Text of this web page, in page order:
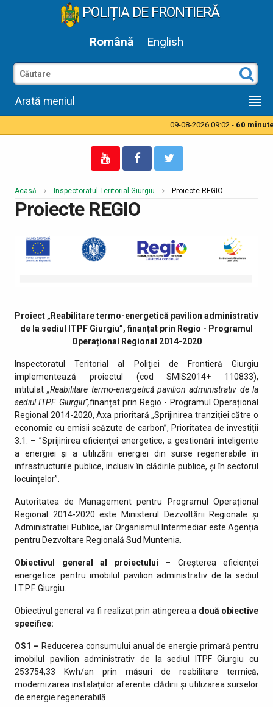
POLIȚIA DE FRONTIERĂ
Română English
Arată meniul
09-08-2026 09:02 -60 minute
Acasă Inspectoratul Teritorial Giurgiu Proiecte REGIO
Proiecte REGIO
Proiect „Reabilitare termo-energetică pavilion administrativ
de la sediul ITPF Giurgiu”, finanțat prin Regio - Programul
Operațional Regional 2014-2020
Inspectoratul Teritorial al Poliției de Frontieră Giurgiu
implementează proiectul (cod SMIS2014+ 110833),
intitulat„Reabilitare termo-energetică pavilion administrativ de la
sediul ITPF Giurgiu”,finanțat prin Regio - Programul Operațional
Regional 2014-2020, Axa prioritară „Sprijinirea tranziției către o
economie cu emisii scăzute de carbon”, Prioritatea de investiții
3.1. – ”Sprijinirea eficienței energetice, a gestionării inteligente
a energiei și a utilizării energiei din surse regenerabile în
infrastructurile publice, inclusiv în clădirile publice, și în sectorul
locuințelor”.
Autoritatea de Management pentru Programul Operațional
Regional 2014-2020 este Ministerul Dezvoltării Regionale și
Administratiei Publice, iar Organismul Intermediar este Agenția
pentru Dezvoltare Regională Sud Muntenia.
Obiectivul general al proiectului – Creșterea eficienței
energetice pentru imobilul pavilion administrativ de la sediul
I.T.P.F. Giurgiu.
Obiectivul general va fi realizat prin atingerea a două obiective
specifice:
OS1 – Reducerea consumului anual de energie primară pentru
imobilul pavilion administrativ de la sediul ITPF Giurgiu cu
253754,33 Kwh/an prin măsuri de reabilitare termică,
modernizarea instalațiilor aferente clădirii și utilizarea surselor
de energie regenerabilă.